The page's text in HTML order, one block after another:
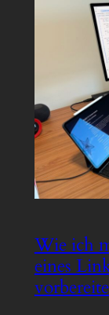
Wie ich
eines
vorbereite